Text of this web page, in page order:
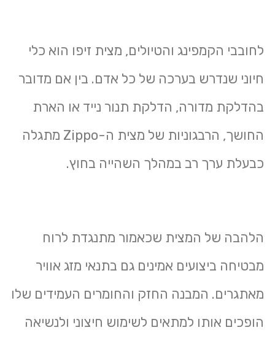
לחובבי הקמפינג והטיולים, מצית זיפו הוא כלי
חיוני שנדרש בערכה של כל אדם. בין אם מדובר
בהדלקת מדורה, הדלקת תנור נייד או הארת
החושך, הרבגוניות של מצית ה-Zippo מתגלה
כבעלת ערך רב במהלך השהייה בחוץ.
הלהבה של המצית שכאמור מתנגדת לרוח
מבטיחה ביצועים אמינים גם בתנאי מזג אוויר
מאתגרים. המבנה החזק והחומרים העמידים שלו
הופכים אותו למתאים לשימוש חיצוני ולנשיאה